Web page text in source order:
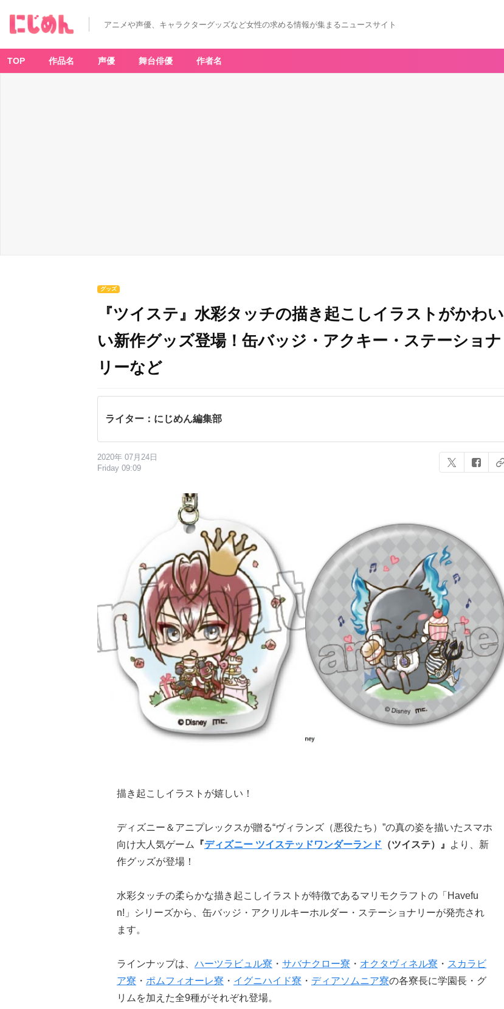
アニメや声優、キャラクターグッズなど女性の求める情報が集まるニュースサイト
TOP 作品名 声優 舞台俳優 作者名
グッズ
『ツイステ』水彩タッチの描き起こしイラストがかわい
い新作グッズ登場！缶バッジ・アクキー・ステーショナ
リーなど
ライター：にじめん編集部
2020年 07月24日
Friday 09:09
描き起こしイラストが嬉しい！
ディズニー＆アニプレックスが贈る“ヴィランズ（悪役たち）”の真の姿を描いたスマホ
向け大人気ゲーム
『ディズニー ツイステッドワンダーランド （ツイステ）』
より、新
作グッズが登場！
水彩タッチの柔らかな描き起こしイラストが特徴であるマリモクラフトの「Havefu
n!」シリーズから、缶バッジ・アクリルキーホルダー・ステーショナリーが発売され
ます。
ラインナップは、 ハーツラビュル寮 ・ サバナクロー寮 ・ オクタヴィネル寮 ・ スカラビ
ア寮 ・ ポムフィオーレ寮 ・ イグニハイド寮 ・ ディアソムニア寮の各寮長に学園長・グ
リムを加えた全9種がそれぞれ登場。